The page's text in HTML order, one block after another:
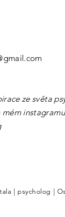
ze světa
mém
| psycholog |